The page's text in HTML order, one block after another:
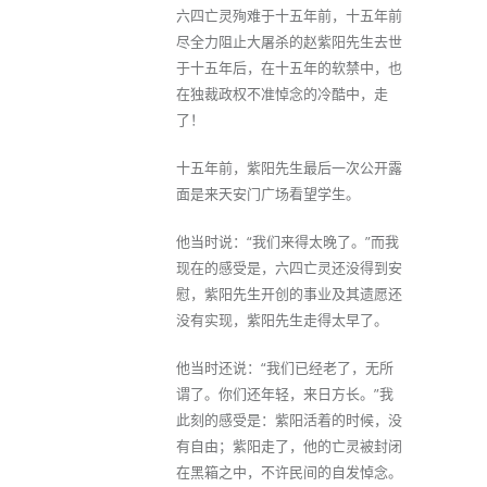
六四亡灵殉难于十五年前，十五年前
尽全力阻止大屠杀的赵紫阳先生去世
于十五年后，在十五年的软禁中，也
在独裁政权不准悼念的冷酷中，走
了！
十五年前，紫阳先生最后一次公开露
面是来天安门广场看望学生。
他当时说：“我们来得太晚了。”而我
现在的感受是，六四亡灵还没得到安
慰，紫阳先生开创的事业及其遗愿还
没有实现，紫阳先生走得太早了。
他当时还说：“我们已经老了，无所
谓了。你们还年轻，来日方长。”我
此刻的感受是：紫阳活着的时候，没
有自由；紫阳走了，他的亡灵被封闭
在黑箱之中，不许民间的自发悼念。